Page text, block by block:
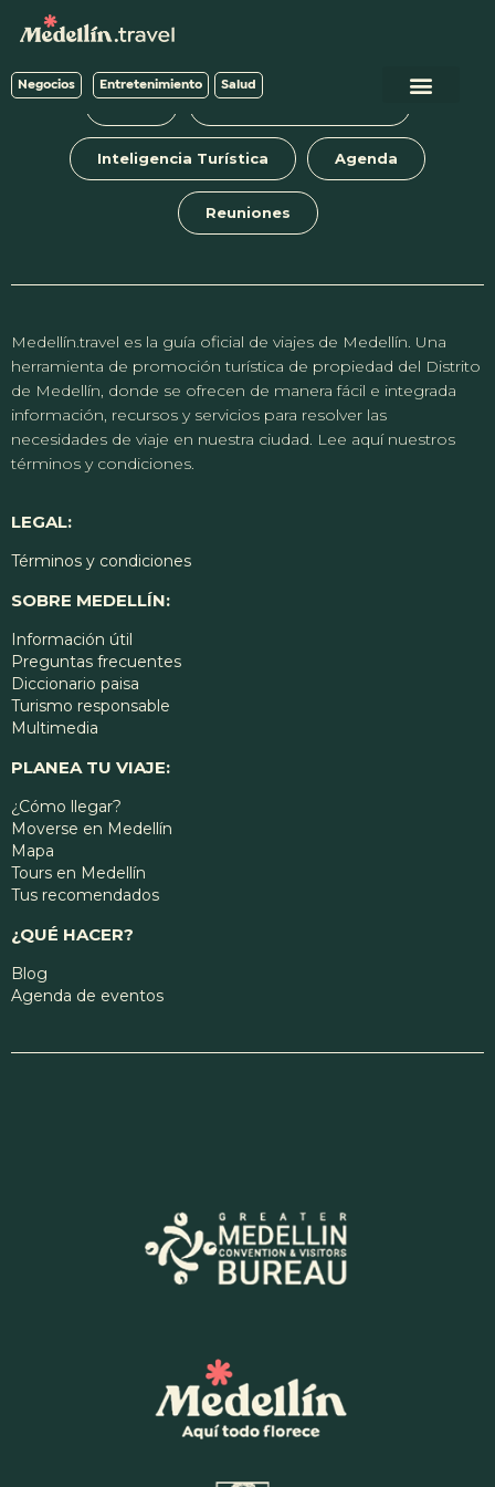
Negocios Entretenimiento Salud
Búsquedas populares
Calendario de eventos
Planeador de viaje
Acceso rápido
Feria de las flores
Anfitriones de ciudad
Blog Tours y experiencias
Inteligencia Turística Agenda
Reuniones
Medellín.travel es la guía oficial de viajes de Medellín. Una
herramienta de promoción turística de propiedad del Distrito
de Medellín, donde se ofrecen de manera fácil e integrada
información, recursos y servicios para resolver las
necesidades de viaje en nuestra ciudad. Lee aquí nuestros
términos y condiciones.
LEGAL:
Términos y condiciones
SOBRE MEDELLÍN:
Información útil
Preguntas frecuentes
Diccionario paisa
Turismo responsable
Multimedia
PLANEA TU VIAJE:
¿Cómo llegar?
Moverse en Medellín
Mapa
Tours en Medellín
Tus recomendados
¿QUÉ HACER?
Blog
Agenda de eventos